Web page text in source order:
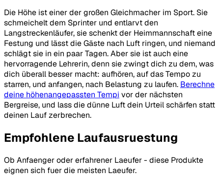
Die Höhe ist einer der großen Gleichmacher im Sport. Sie
schmeichelt dem Sprinter und entlarvt den
Langstreckenläufer, sie schenkt der Heimmannschaft eine
Festung und lässt die Gäste nach Luft ringen, und niemand
schlägt sie in ein paar Tagen. Aber sie ist auch eine
hervorragende Lehrerin, denn sie zwingt dich zu dem, was
dich überall besser macht: aufhören, auf das Tempo zu
starren, und anfangen, nach Belastung zu laufen. Berechne
deine höhenangepassten Tempi vor der nächsten
Bergreise, und lass die dünne Luft dein Urteil schärfen statt
deinen Lauf zerbrechen.
Empfohlene Laufausruestung
Ob Anfaenger oder erfahrener Laeufer - diese Produkte
eignen sich fuer die meisten Laeufer.